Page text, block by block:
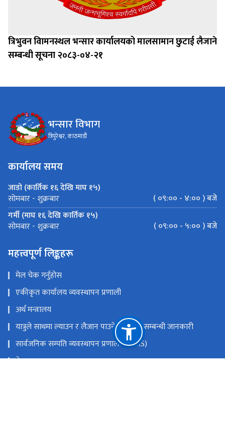
त्रिभुवन विामनस्थल भन्सार कार्यालयको मालसामान छुटाई लैजाने
सम्बन्धी सूचना २०८३-०४-२१
भन्सार विभाग
त्रिपुरेश्वर, काठमाडौं
कार्यालय समय
जाडो (कार्तिक १६ देखि माघ १५)
सोमबार - शुक्रबार
( ०९:०० - ४:०० ) बजे
गर्मी (माघ १६ देखि कार्तिक १५)
सोमबार - शुक्रबार ( ०९:०० - ५:०० ) बजे
महत्त्वपूर्ण लिङ्कहरू
मेल चेक गर्नुहोस
एकीकृत कार्यालय व्यवस्थापन प्रणाली
अर्थ मन्त्रालय
यात्रुले साथमा ल्याउन र लैजान पाउने मालवस्तु सम्बन्धी जानकारी
सार्वजनिक सम्पति व्यवस्थापन प्रणाली (PAMS)
नेपाल राजपत्र